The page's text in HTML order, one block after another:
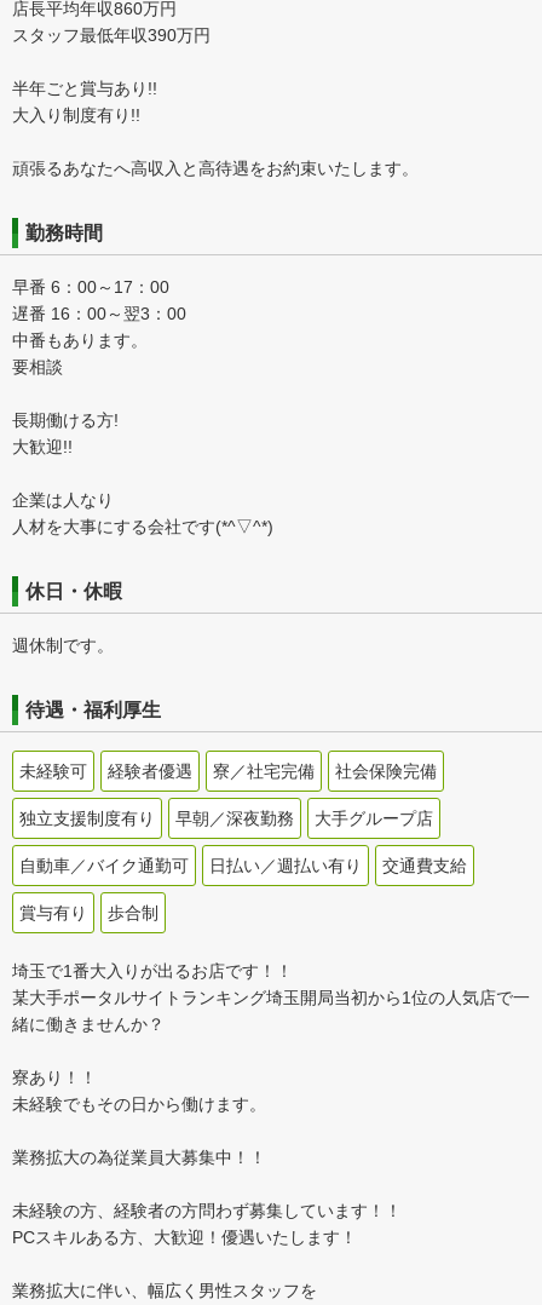
店長平均年収860万円
スタッフ最低年収390万円
半年ごと賞与あり!!
大入り制度有り!!
頑張るあなたへ高収入と高待遇をお約束いたします。
勤務時間
早番 6：00～17：00
遅番 16：00～翌3：00
中番もあります。
要相談
長期働ける方!
大歓迎!!
企業は人なり
人材を大事にする会社です(*^▽^*)
休日・休暇
週休制です。
待遇・福利厚生
未経験可 経験者優遇 寮／社宅完備 社会保険完備
独立支援制度有り 早朝／深夜勤務 大手グループ店
自動車／バイク通勤可 日払い／週払い有り 交通費支給
賞与有り 歩合制
埼玉で1番大入りが出るお店です！！
某大手ポータルサイトランキング埼玉開局当初から1位の人気店で一
緒に働きませんか？
寮あり！！
未経験でもその日から働けます。
業務拡大の為従業員大募集中！！
未経験の方、経験者の方問わず募集しています！！
PCスキルある方、大歓迎！優遇いたします！
業務拡大に伴い、幅広く男性スタッフを